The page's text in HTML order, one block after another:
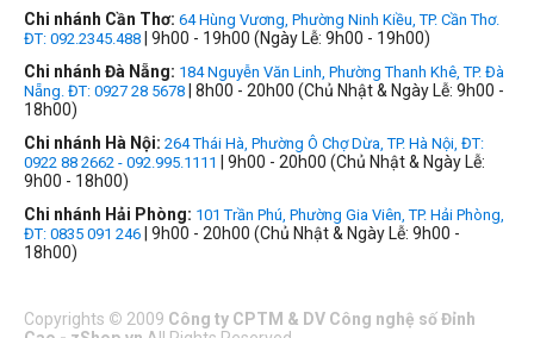
Chi nhánh Cần Thơ: 64 Hùng Vương, Phường Ninh Kiều, TP. Cần Thơ.
ĐT: 092.2345.488 | 9h00 - 19h00 (Ngày Lễ: 9h00 - 19h00)
Chi nhánh Đà Nẵng: 184 Nguyễn Văn Linh, Phường Thanh Khê, TP. Đà
Nẵng. ĐT: 0927 28 5678 | 8h00 - 20h00 (Chủ Nhật & Ngày Lễ: 9h00 -
18h00)
Chi nhánh Hà Nội: 264 Thái Hà, Phường Ô Chợ Dừa, TP. Hà Nội, ĐT:
0922 88 2662 - 092.995.1111
| 9h00 - 20h00 (Chủ Nhật & Ngày Lễ:
9h00 - 18h00)
Chi nhánh Hải Phòng: 101 Trần Phú, Phường Gia Viên, TP. Hải Phòng,
ĐT: 0835 091 246 | 9h00 - 20h00 (Chủ Nhật & Ngày Lễ: 9h00 -
18h00)
Copyrights © 2009 Công ty CPTM & DV Công nghệ số Đỉnh